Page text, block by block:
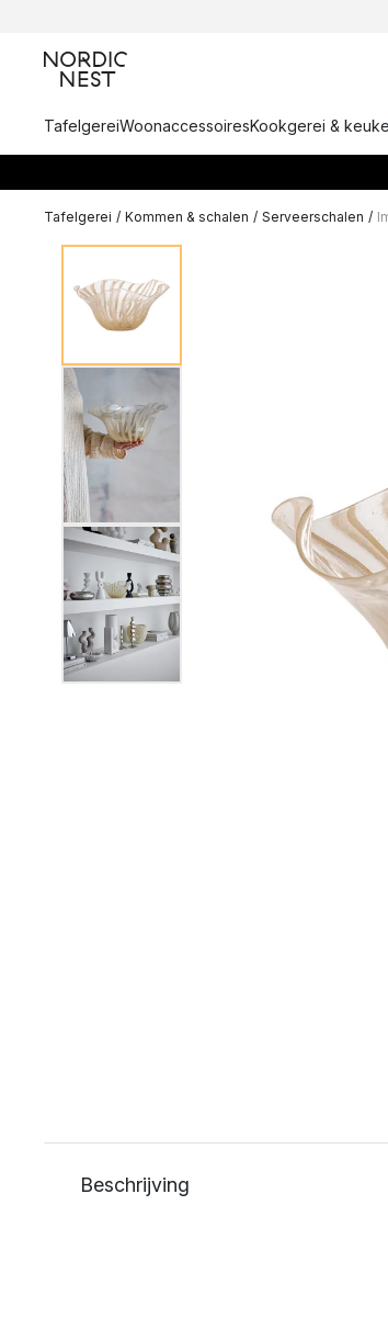
TafelgereiWoonaccessoiresKookgerei &
Tafelgerei / Kommen & schalen / Serveerschalen /
Beschrijving